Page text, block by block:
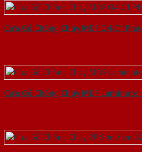
Cửa Gỗ Chống Cháy MDF O4-C1
Cửa Gỗ Chống Cháy MDF Laminate